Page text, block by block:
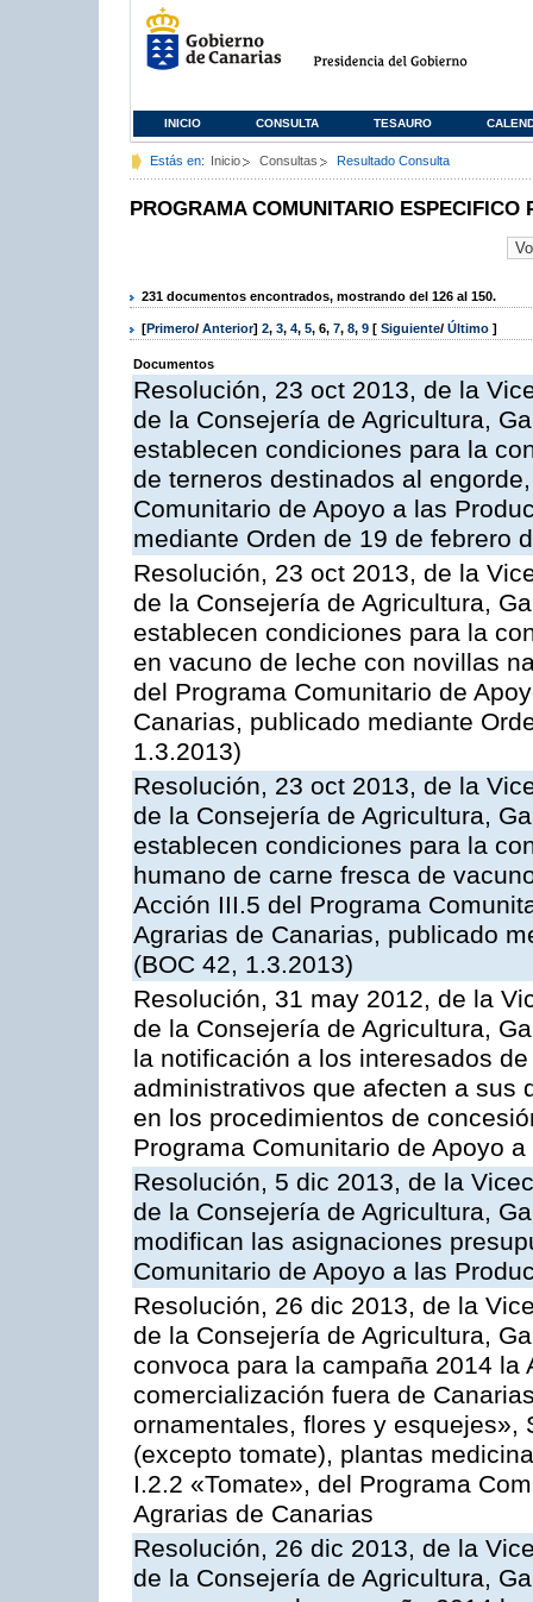
INICIO CONSULTA TESAURO
Estás en: Inicio Consultas Resultado Consulta
PROGRAMA COMUNITARIO ESPECIFICO
231 documentos encontrados, mostrando del 126 al 150.
[Primero/ Anterior] 2, 3, 4, 5, 6, 7, 8, 9 [ Siguiente/ Último ]
Documentos
Resolución, 23 oct 2013, de la
de la Consejería de Agricultura,
establecen condiciones para la
de terneros destinados al
Comunitario de Apoyo a las
mediante Orden de 19 de febrero
Resolución, 23 oct 2013, de la
de la Consejería de Agricultura,
establecen condiciones para la
en vacuno de leche con novillas
del Programa Comunitario de
Canarias, publicado mediante
1.3.2013)
Resolución, 23 oct 2013, de la
de la Consejería de Agricultura,
establecen condiciones para la
humano de carne fresca de
Acción III.5 del Programa
Agrarias de Canarias, publicado
(BOC 42, 1.3.2013)
Resolución, 31 may 2012, de la
de la Consejería de Agricultura,
la notificación a los interesados
administrativos que afecten a sus
en los procedimientos de
Programa Comunitario de Apoyo
Resolución, 5 dic 2013, de la
de la Consejería de Agricultura,
modifican las asignaciones
Comunitario de Apoyo a las
Resolución, 26 dic 2013, de la
de la Consejería de Agricultura,
convoca para la campaña 2014 la
comercialización fuera de
ornamentales, flores y esquejes»,
(excepto tomate), plantas
I.2.2 «Tomate», del Programa
Agrarias de Canarias
Resolución, 26 dic 2013, de la
de la Consejería de Agricultura,